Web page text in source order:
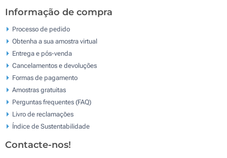
Informação de compra
Processo de pedido
Obtenha a sua amostra virtual
Entrega e pós-venda
Cancelamentos e devoluções
Formas de pagamento
Amostras gratuitas
Perguntas frequentes (FAQ)
Livro de reclamaçōes
Índice de Sustentabilidade
Contacte-nos!